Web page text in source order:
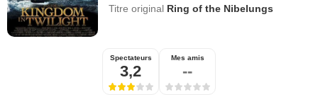
Titre original Ring of the Nibelungs
Spectateurs
3,2
Mes amis
--